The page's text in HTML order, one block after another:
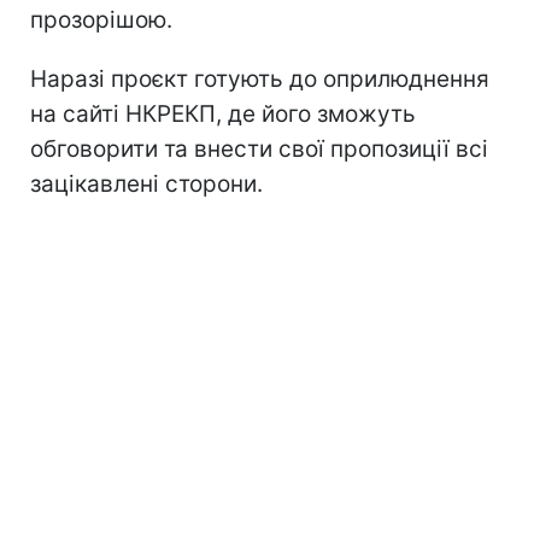
прозорішою.
Наразі проєкт готують до оприлюднення
на сайті НКРЕКП, де його зможуть
обговорити та внести свої пропозиції всі
зацікавлені сторони.